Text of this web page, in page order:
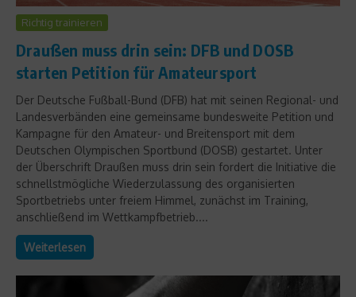
Richtig trainieren
Draußen muss drin sein: DFB und DOSB
starten Petition für Amateursport
Der Deutsche Fußball-Bund (DFB) hat mit seinen Regional- und
Landesverbänden eine gemeinsame bundesweite Petition und
Kampagne für den Amateur- und Breitensport mit dem
Deutschen Olympischen Sportbund (DOSB) gestartet. Unter
der Überschrift Draußen muss drin sein fordert die Initiative die
schnellstmögliche Wiederzulassung des organisierten
Sportbetriebs unter freiem Himmel, zunächst im Training,
anschließend im Wettkampfbetrieb....
Weiterlesen